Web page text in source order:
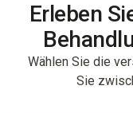
Erleben
Wählen Sie die
Sie